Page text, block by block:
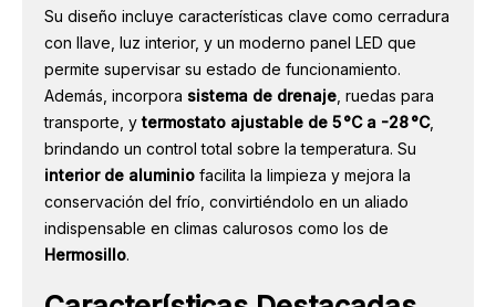
Su diseño incluye características clave como cerradura
con llave, luz interior, y un moderno panel LED que
permite supervisar su estado de funcionamiento.
Además, incorpora sistema de drenaje , ruedas para
transporte, ytermostato ajustable de 5 °C a -28 °C,
brindando un control total sobre la temperatura. Su
interior de aluminio facilita la limpieza y mejora la
conservación del frío, convirtiéndolo en un aliado
indispensable en climas calurosos como los de
Hermosillo.